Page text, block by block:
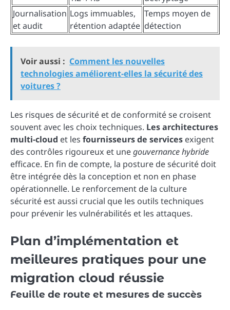
Journalisation
et audit
Logs immuables,
rétention adaptée
Temps moyen de
détection
Voir aussi : Comment les nouvelles
technologies améliorent-elles la sécurité des
voitures ?
Les risques de sécurité et de conformité se croisent
souvent avec les choix techniques. Les architectures
multi-cloud et les fournisseurs de services exigent
des contrôles rigoureux et unegouvernance hybride
efficace. En fin de compte, la posture de sécurité doit
être intégrée dès la conception et non en phase
opérationnelle. Le renforcement de la culture
sécurité est aussi crucial que les outils techniques
pour prévenir les vulnérabilités et les attaques.
Plan d’implémentation et
meilleures pratiques pour une
migration cloud réussie
Feuille de route et mesures de succès